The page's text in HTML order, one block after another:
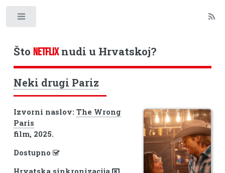
Što NETFLIXnudi u Hrvatskoj?
Neki drugi Pariz
Izvorni naslov: The Wrong
Paris
film, 2025.
Dostupno
Hrvatska sinkronizacija